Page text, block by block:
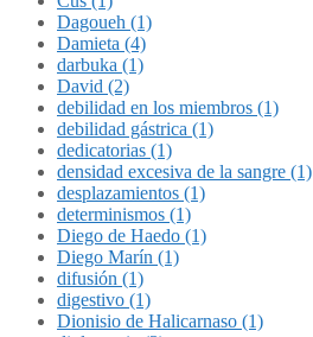
Dagoueh (1)
Damieta (4)
darbuka (1)
David (2)
debilidad en los miembros (1)
debilidad gástrica (1)
dedicatorias (1)
densidad excesiva de la sangre (1)
desplazamientos (1)
determinismos (1)
Diego de Haedo (1)
Diego Marín (1)
difusión (1)
digestivo (1)
Dionisio de Halicarnaso (1)